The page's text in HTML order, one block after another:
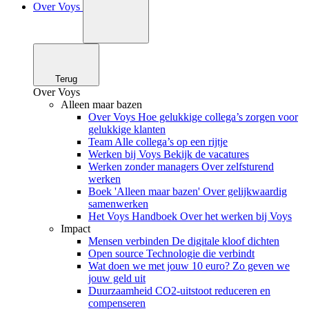
Over Voys
Terug
Over Voys
Alleen maar bazen
Over Voys Hoe gelukkige collega’s zorgen voor
gelukkige klanten
Team Alle collega’s op een rijtje
Werken bij Voys Bekijk de vacatures
Werken zonder managers Over zelfsturend
werken
Boek 'Alleen maar bazen' Over gelijkwaardig
samenwerken
Het Voys Handboek Over het werken bij Voys
Impact
Mensen verbinden De digitale kloof dichten
Open source Technologie die verbindt
Wat doen we met jouw 10 euro? Zo geven we
jouw geld uit
Duurzaamheid CO2-uitstoot reduceren en
compenseren